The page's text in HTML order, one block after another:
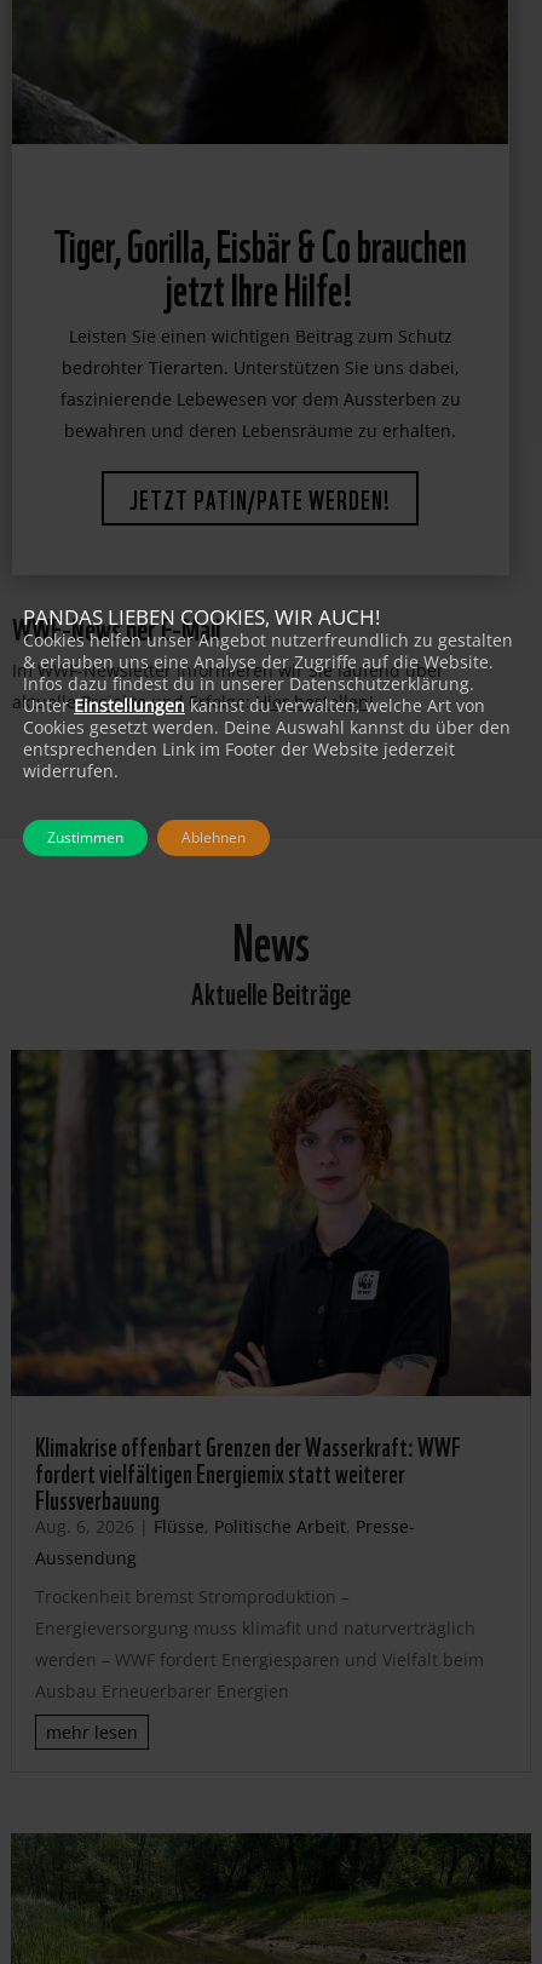
Tiger, Gorilla, Eisbär & Co brauchen
jetzt Ihre Hilfe!
Leisten Sie einen wichtigen Beitrag zum Schutz
bedrohter Tierarten. Unterstützen Sie uns dabei,
faszinierende Lebewesen vor dem Aussterben zu
bewahren und deren Lebensräume zu erhalten.
JETZT PATIN/PATE WERDEN!
WWF-News per E-Mail
Im WWF-Newsletter informieren wir Sie laufend über
aktuelle Projekte und Erfolge:Hier bestellen!
News
Aktuelle Beiträge
Klimakrise offenbart Grenzen der Wasserkraft: WWF
fordert vielfältigen Energiemix statt weiterer
Flussverbauung
Aug. 6, 2026 | Flüsse, Politische Arbeit, Presse-
Aussendung
Trockenheit bremst Stromproduktion –
Energieversorgung muss klimafit und naturverträglich
werden – WWF fordert Energiesparen und Vielfalt beim
Ausbau Erneuerbarer Energien
mehr lesen
PANDAS LIEBEN COOKIES, WIR AUCH!
Cookies helfen unser Angebot nutzerfreundlich zu gestalten
& erlauben uns eine Analyse der Zugriffe auf die Website.
Infos dazu findest du in unserer Datenschutzerklärung.
UnterEinstellungen kannst du verwalten, welche Art von
Cookies gesetzt werden. Deine Auswahl kannst du über den
entsprechenden Link im Footer der Website jederzeit
widerrufen.
Zustimmen Ablehnen